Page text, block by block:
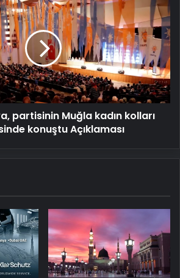
partisinin Muğla kadın kolları
konuştu Açıklaması